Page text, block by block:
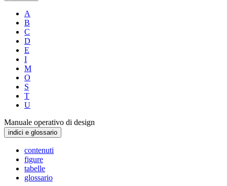
A
B
C
D
E
I
M
O
S
T
U
Manuale operativo di design
indici e glossario
contenuti
figure
tabelle
glossario